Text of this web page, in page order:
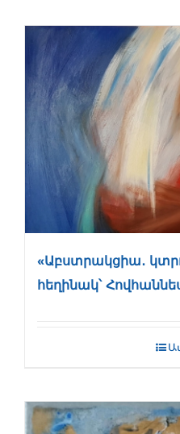
«Աբստրակցիա․
հեղինակ՝